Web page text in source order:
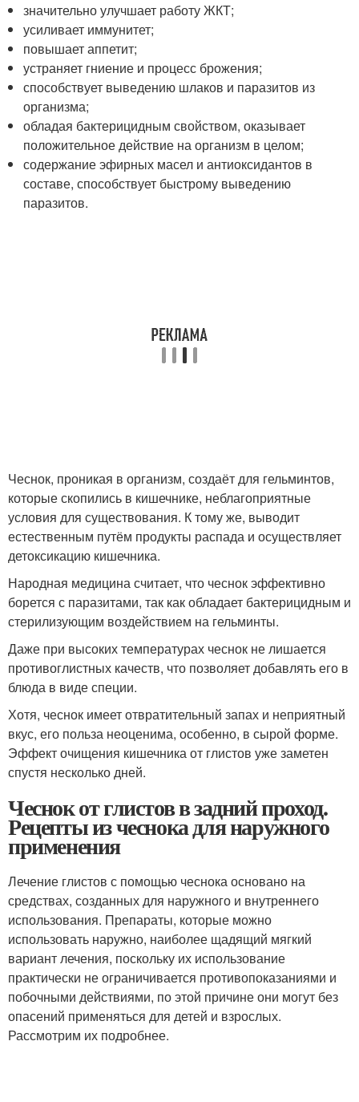
значительно улучшает работу ЖКТ;
усиливает иммунитет;
повышает аппетит;
устраняет гниение и процесс брожения;
способствует выведению шлаков и паразитов из
организма;
обладая бактерицидным свойством, оказывает
положительное действие на организм в целом;
содержание эфирных масел и антиоксидантов в
составе, способствует быстрому выведению
паразитов.
Чеснок, проникая в организм, создаёт для гельминтов,
которые скопились в кишечнике, неблагоприятные
условия для существования. К тому же, выводит
естественным путём продукты распада и осуществляет
детоксикацию кишечника.
Народная медицина считает, что чеснок эффективно
борется с паразитами, так как обладает бактерицидным и
стерилизующим воздействием на гельминты.
Даже при высоких температурах чеснок не лишается
противоглистных качеств, что позволяет добавлять его в
блюда в виде специи.
Хотя, чеснок имеет отвратительный запах и неприятный
вкус, его польза неоценима, особенно, в сырой форме.
Эффект очищения кишечника от глистов уже заметен
спустя несколько дней.
Чеснок от глистов в задний проход.
Рецепты из чеснока для наружного
применения
Лечение глистов с помощью чеснока основано на
средствах, созданных для наружного и внутреннего
использования. Препараты, которые можно
использовать наружно, наиболее щадящий мягкий
вариант лечения, поскольку их использование
практически не ограничивается противопоказаниями и
побочными действиями, по этой причине они могут без
опасений применяться для детей и взрослых.
Рассмотрим их подробнее.